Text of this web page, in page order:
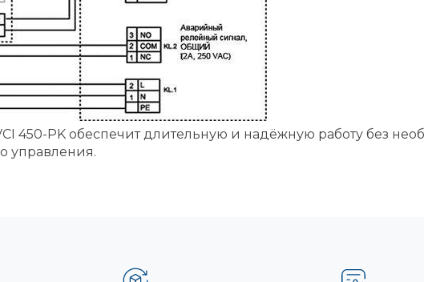
450-PK обеспечит длительную и надёжную работу без
управления.